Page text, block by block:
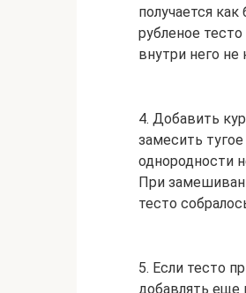
получается
рубленое
внутри него
4. Добавить
замесить
однородности
При
тесто
5. Если тесто
добавлять еще